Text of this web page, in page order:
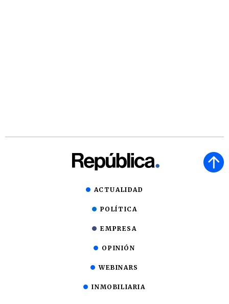
ACTUALIDAD
POLÍTICA
EMPRESA
OPINIÓN
WEBINARS
INMOBILIARIA